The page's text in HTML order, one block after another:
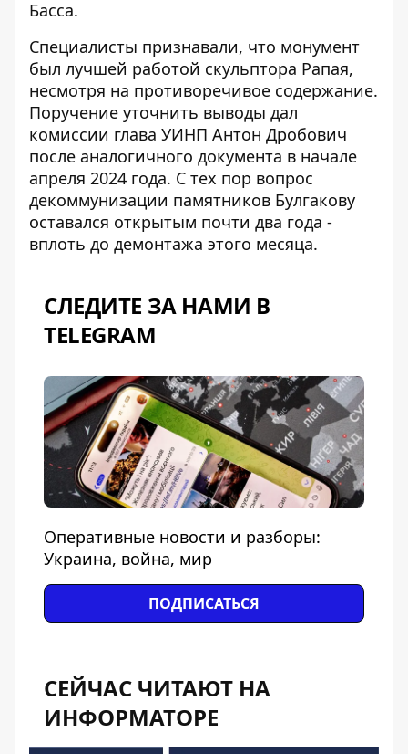
Басса.
Специалисты признавали, что монумент
был лучшей работой скульптора Рапая,
несмотря на противоречивое содержание.
Поручение уточнить выводы дал
комиссии глава УИНП Антон Дробович
после аналогичного документа в начале
апреля 2024 года. С тех пор вопрос
декоммунизации памятников Булгакову
оставался открытым почти два года -
вплоть до демонтажа этого месяца.
СЛЕДИТЕ ЗА НАМИ В
TELEGRAM
Оперативные новости и разборы:
Украина, война, мир
ПОДПИСАТЬСЯ
СЕЙЧАС ЧИТАЮТ НА
ИНФОРМАТОРЕ